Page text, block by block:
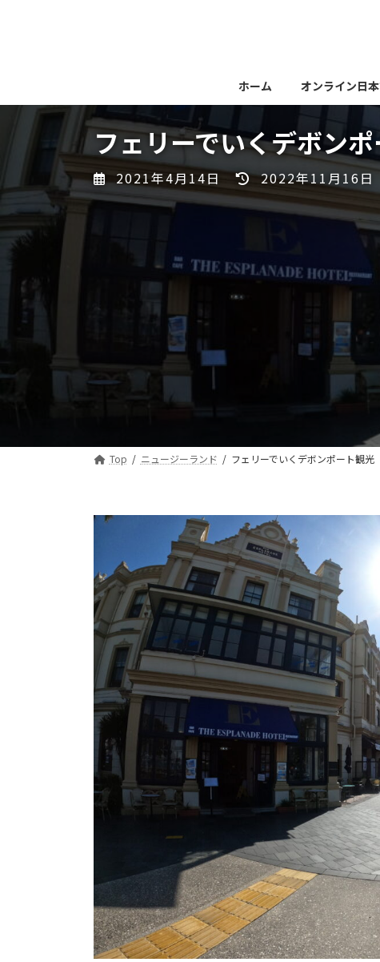
へ
ョ
ホーム オンライン日
フェリーでいくデボン
2021年4月14日
最
更
時
2022年11月16日
Top ニュージーランド フェリーでいくデボンポート観光